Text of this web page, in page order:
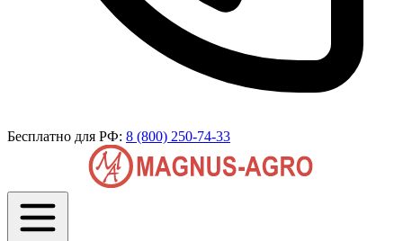
Бесплатно для РФ: 8 (800) 250-74-33